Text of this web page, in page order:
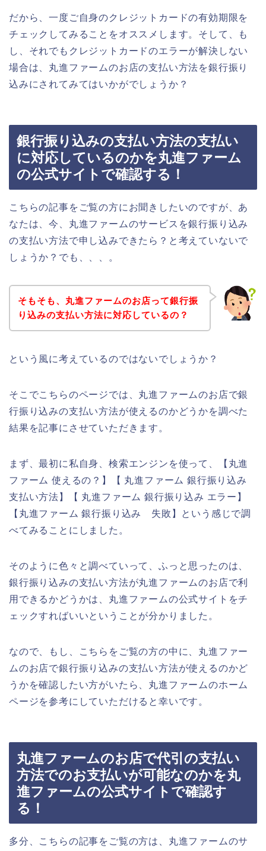
だから、一度ご自身のクレジットカードの有効期限を
チェックしてみることをオススメします。そして、も
し、それでもクレジットカードのエラーが解決しない
場合は、丸進ファームのお店の支払い方法を銀行振り
込みにされてみてはいかがでしょうか？
銀行振り込みの支払い方法の支払い
に対応しているのかを丸進ファーム
の公式サイトで確認する！
こちらの記事をご覧の方にお聞きしたいのですが、あ
なたは、今、丸進ファームのサービスを銀行振り込み
の支払い方法で申し込みできたら？と考えていないで
しょうか？でも、、、。
そもそも、丸進ファームのお店って銀行振
り込みの支払い方法に対応しているの？
という風に考えているのではないでしょうか？
そこでこちらのページでは、丸進ファームのお店で銀
行振り込みの支払い方法が使えるのかどうかを調べた
結果を記事にさせていただきます。
まず、最初に私自身、検索エンジンを使って、【丸進
ファーム 使えるの？】【 丸進ファーム 銀行振り込み
支払い方法】【 丸進ファーム 銀行振り込み エラー】
【丸進ファーム 銀行振り込み 失敗】という感じで調
べてみることにしました。
そのように色々と調べていって、ふっと思ったのは、
銀行振り込みの支払い方法が丸進ファームのお店で利
用できるかどうかは、丸進ファームの公式サイトをチ
ェックすればいいということが分かりました。
なので、もし、こちらをご覧の方の中に、丸進ファー
ムのお店で銀行振り込みの支払い方法が使えるのかど
うかを確認したい方がいたら、丸進ファームのホーム
ページを参考にしていただけると幸いです。
丸進ファームのお店で代引の支払い
方法でのお支払いが可能なのかを丸
進ファームの公式サイトで確認す
る！
多分、こちらの記事をご覧の方は、丸進ファームのサ